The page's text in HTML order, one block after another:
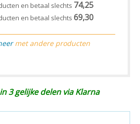
en betaal slechts 74,25
en betaal slechts 69,30
met andere producten
3 gelijke delen via Klarna